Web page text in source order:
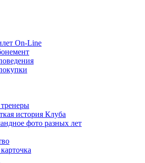
On-Line
история Клуба
фото разных лет